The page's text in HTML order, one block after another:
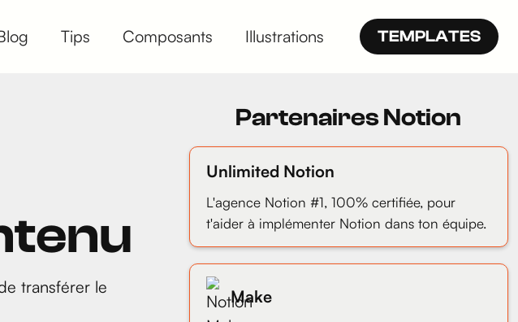
Tips Composants Illustrations TEMPLATES
transférer le
Partenaires Notion
Unlimited Notion
L'agence Notion #1, 100% certifiée, pour
t'aider à implémenter Notion dans ton équipe.
Make